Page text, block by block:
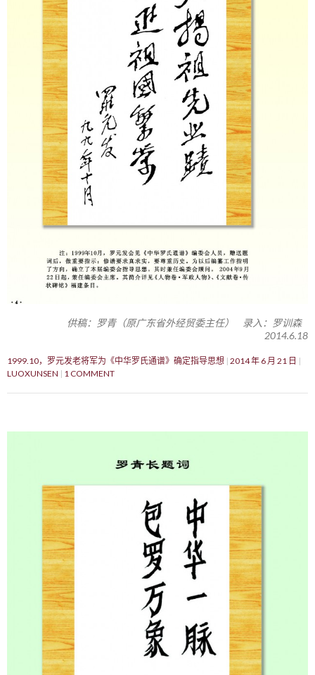
供稿：罗青（原广东省外经贸委主任） 录入：罗训森
2014.6.18
1999.10，罗元发老将军为《中华罗氏通谱》确定指导思想 2014 年 6 月 21 日
LUOXUNSEN
1 COMMENT